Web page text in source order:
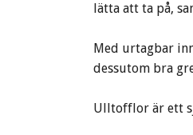
lätta att ta på,
Med urtagbar
dessutom bra
Ulltofflor är ett